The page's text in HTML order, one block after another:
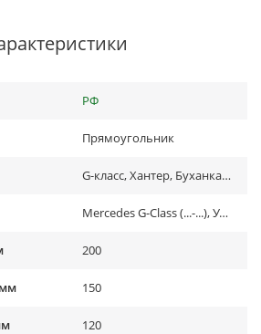
РФ
Прямоугольник
G-класс, Хантер, Буханка, 3151
Mercedes G-Class (...-...), УАЗ Барс, УАЗ Буханка (1958-...) , УАЗ Хантер (2003-...), УАЗ-3151
200
150
120